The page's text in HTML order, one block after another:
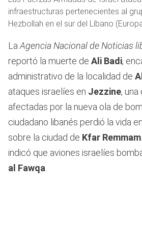
infraestructuras pertenecientes al
Hezbollah en el sur del Líbano
La Agencia Nacional de Noticias
reportó la muerte de Ali Badi,
administrativo de la localidad de
ataques israelíes en Jezzine,
afectadas por la nueva ola de
ciudadano libanés perdió la vida
sobre la ciudad de Kfar Remmam
indicó que aviones israelíes
al Fawqa